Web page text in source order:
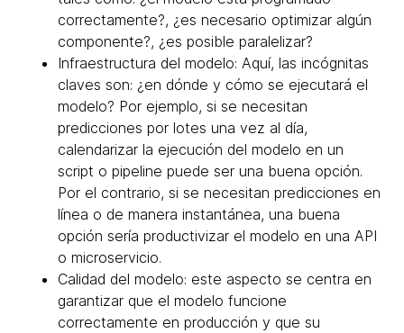
correctamente?, ¿es necesario optimizar algún
componente?, ¿es posible paralelizar?
Infraestructura del modelo: Aquí, las incógnitas
claves son: ¿en dónde y cómo se ejecutará el
modelo? Por ejemplo, si se necesitan
predicciones por lotes una vez al día,
calendarizar la ejecución del modelo en un
script o pipeline puede ser una buena opción.
Por el contrario, si se necesitan predicciones en
línea o de manera instantánea, una buena
opción sería productivizar el modelo en una API
o microservicio.
Calidad del modelo: este aspecto se centra en
garantizar que el modelo funcione
correctamente en producción y que su